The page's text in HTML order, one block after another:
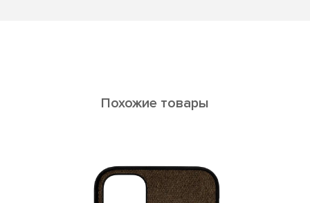
Похожие товары